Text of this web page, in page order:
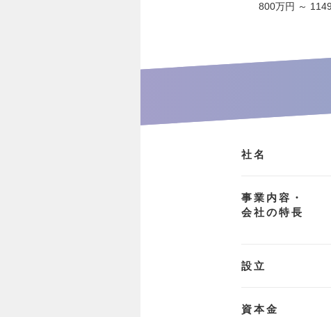
800万円 ～
社名
事業内容・
会社の特長
設立
資本金